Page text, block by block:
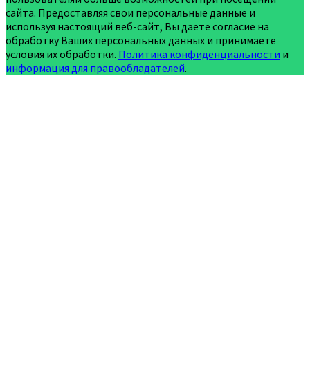
сайта. Предоставляя свои персональные данные и
используя настоящий веб-сайт, Вы даете согласие на
обработку Ваших персональных данных и принимаете
условия их обработки. Политика конфиденциальности и
информация для правообладателей.